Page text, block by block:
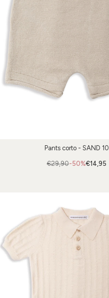
Pants corto - SAND 10
-50%
€29,90 €14,95